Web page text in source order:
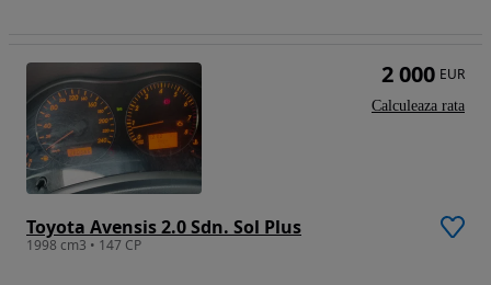
Toyota Avensis 2.0 Sdn. Sol Plus
1998 cm3 • 147 CP
2 000 EUR
Calculeaza rata